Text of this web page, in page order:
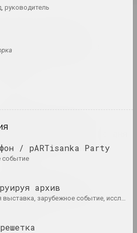
финале премии имени
Национальном музее
выставка,
рождения Семёна Геруса
публикация
и локальные
белорусского
руководитель
/ pARTisanka Party
событие
архив
событие, исследовательский проект, архивный проект